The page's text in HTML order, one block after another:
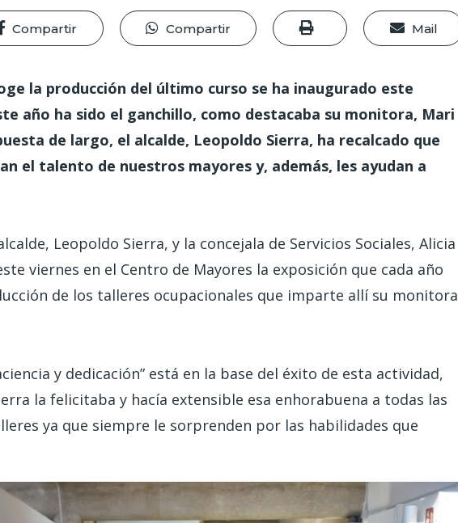
Compartir Compartir Mail
la producción del último curso se ha inaugurado este
año ha sido el ganchillo, como destacaba su monitora, Mari
de largo, el alcalde, Leopoldo Sierra, ha recalcado que
el talento de nuestros mayores y, además, les ayudan a
Leopoldo Sierra, y la concejala de Servicios Sociales, Alicia
viernes en el Centro de Mayores la exposición que cada año
de los talleres ocupacionales que imparte allí su monitora
y dedicación” está en la base del éxito de esta actividad,
la felicitaba y hacía extensible esa enhorabuena a todas las
ya que siempre le sorprenden por las habilidades que